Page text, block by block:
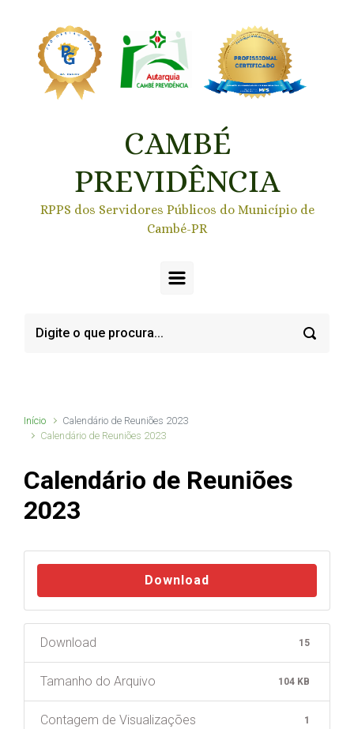
CAMBÉ
PREVIDÊNCIA
RPPS dos Servidores Públicos do Município de
Cambé-PR
Início
Calendário de Reuniões 2023
Calendário de Reuniões 2023
Calendário de Reuniões
2023
Download
Download 15
Tamanho do Arquivo 104 KB
Contagem de Visualizações 1